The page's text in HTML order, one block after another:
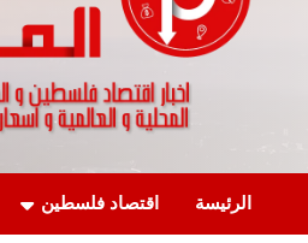
كواليس المال
الرئيسة اقتصاد فلسطين